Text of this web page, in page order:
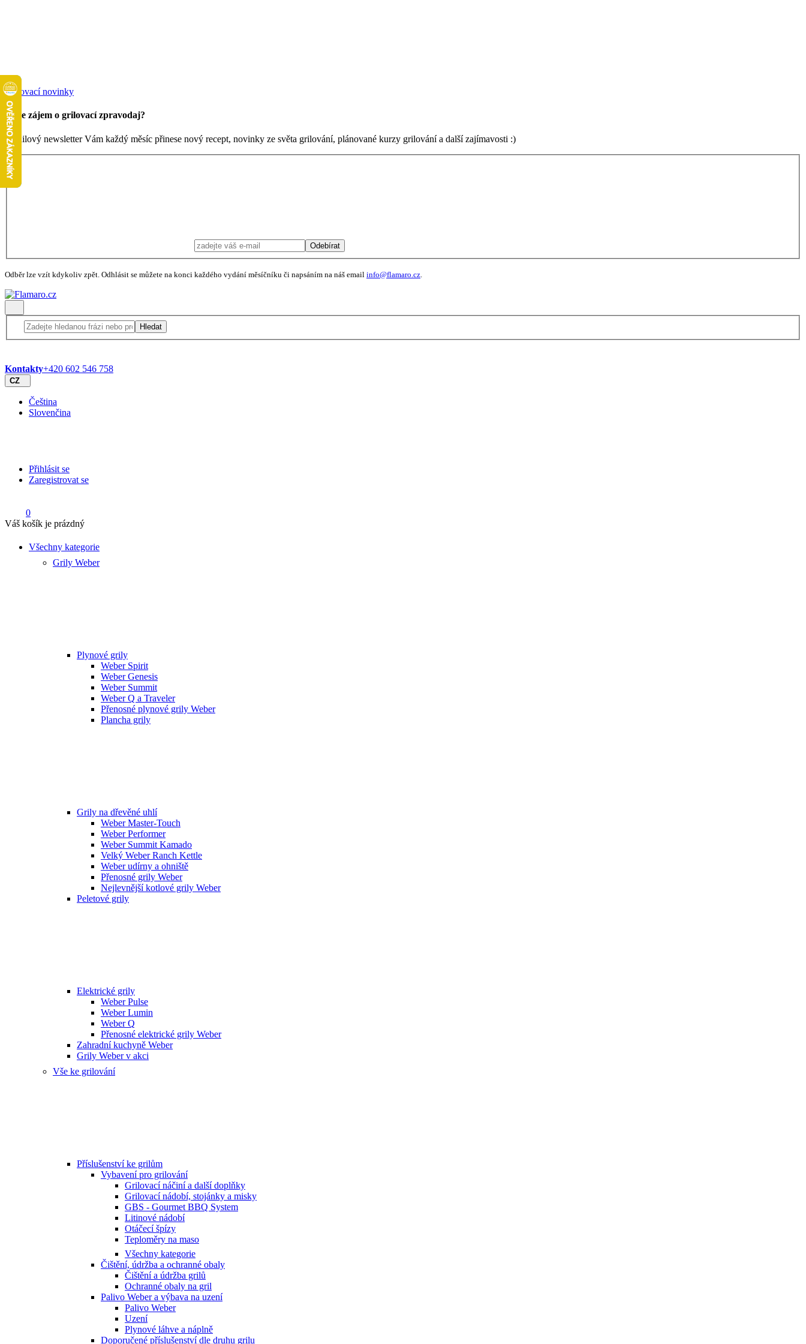
Grilovací novinky
Máte zájem o grilovací zpravodaj?
Emailový newsletter Vám každý měsíc přinese nový recept, novinky ze světa grilování, plánované kurzy grilování a další zajímavosti :)
Odebírat
Odběr lze vzít kdykoliv zpět. Odhlásit se můžete na konci každého vydání měsíčníku či napsáním na náš email info@flamaro.cz.
Hledat
Kontakty+420 602 546 758
CZ
Čeština
Slovenčina
Přihlásit se
Zaregistrovat se
0
Váš košík je prázdný
Všechny kategorie
Grily Weber
Plynové grily
Weber Spirit
Weber Genesis
Weber Summit
Weber Q a Traveler
Přenosné plynové grily Weber
Plancha grily
Grily na dřevěné uhlí
Weber Master-Touch
Weber Performer
Weber Summit Kamado
Velký Weber Ranch Kettle
Weber udírny a ohniště
Přenosné grily Weber
Nejlevnější kotlové grily Weber
Peletové grily
Elektrické grily
Weber Pulse
Weber Lumin
Weber Q
Přenosné elektrické grily Weber
Zahradní kuchyně Weber
Grily Weber v akci
Vše ke grilování
Příslušenství ke grilům
Vybavení pro grilování
Grilovací náčiní a další doplňky
Grilovací nádobí, stojánky a misky
GBS - Gourmet BBQ System
Litinové nádobí
Otáčecí špízy
Teploměry na maso
Všechny kategorie
Čištění, údržba a ochranné obaly
Čištění a údržba grilů
Ochranné obaly na gril
Palivo Weber a výbava na uzení
Palivo Weber
Uzení
Plynové láhve a náplně
Doporučené příslušenství dle druhu grilu